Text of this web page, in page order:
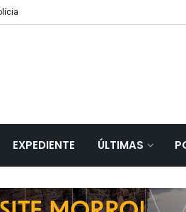
EXPEDIENTE ÚLTIMAS